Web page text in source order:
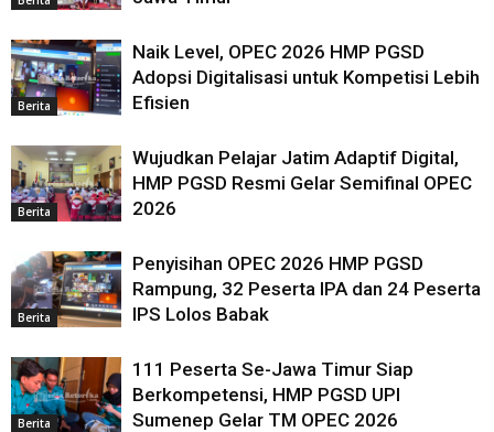
Berita
Naik Level, OPEC 2026 HMP PGSD
Adopsi Digitalisasi untuk Kompetisi Lebih
Efisien
Berita
Wujudkan Pelajar Jatim Adaptif Digital,
HMP PGSD Resmi Gelar Semifinal OPEC
2026
Berita
Penyisihan OPEC 2026 HMP PGSD
Rampung, 32 Peserta IPA dan 24 Peserta
IPS Lolos Babak
Berita
111 Peserta Se-Jawa Timur Siap
Berkompetensi, HMP PGSD UPI
Sumenep Gelar TM OPEC 2026